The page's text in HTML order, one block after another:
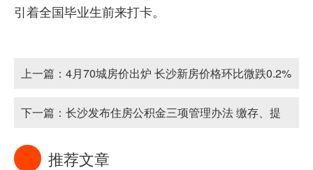
引着全国毕业生前来打卡。
上一篇： 4月70城房价出炉 长沙新房价格环比微跌0.2%
下一篇： 长沙发布住房公积金三项管理办法 缴存、提
取、贷款全面升级
推荐文章